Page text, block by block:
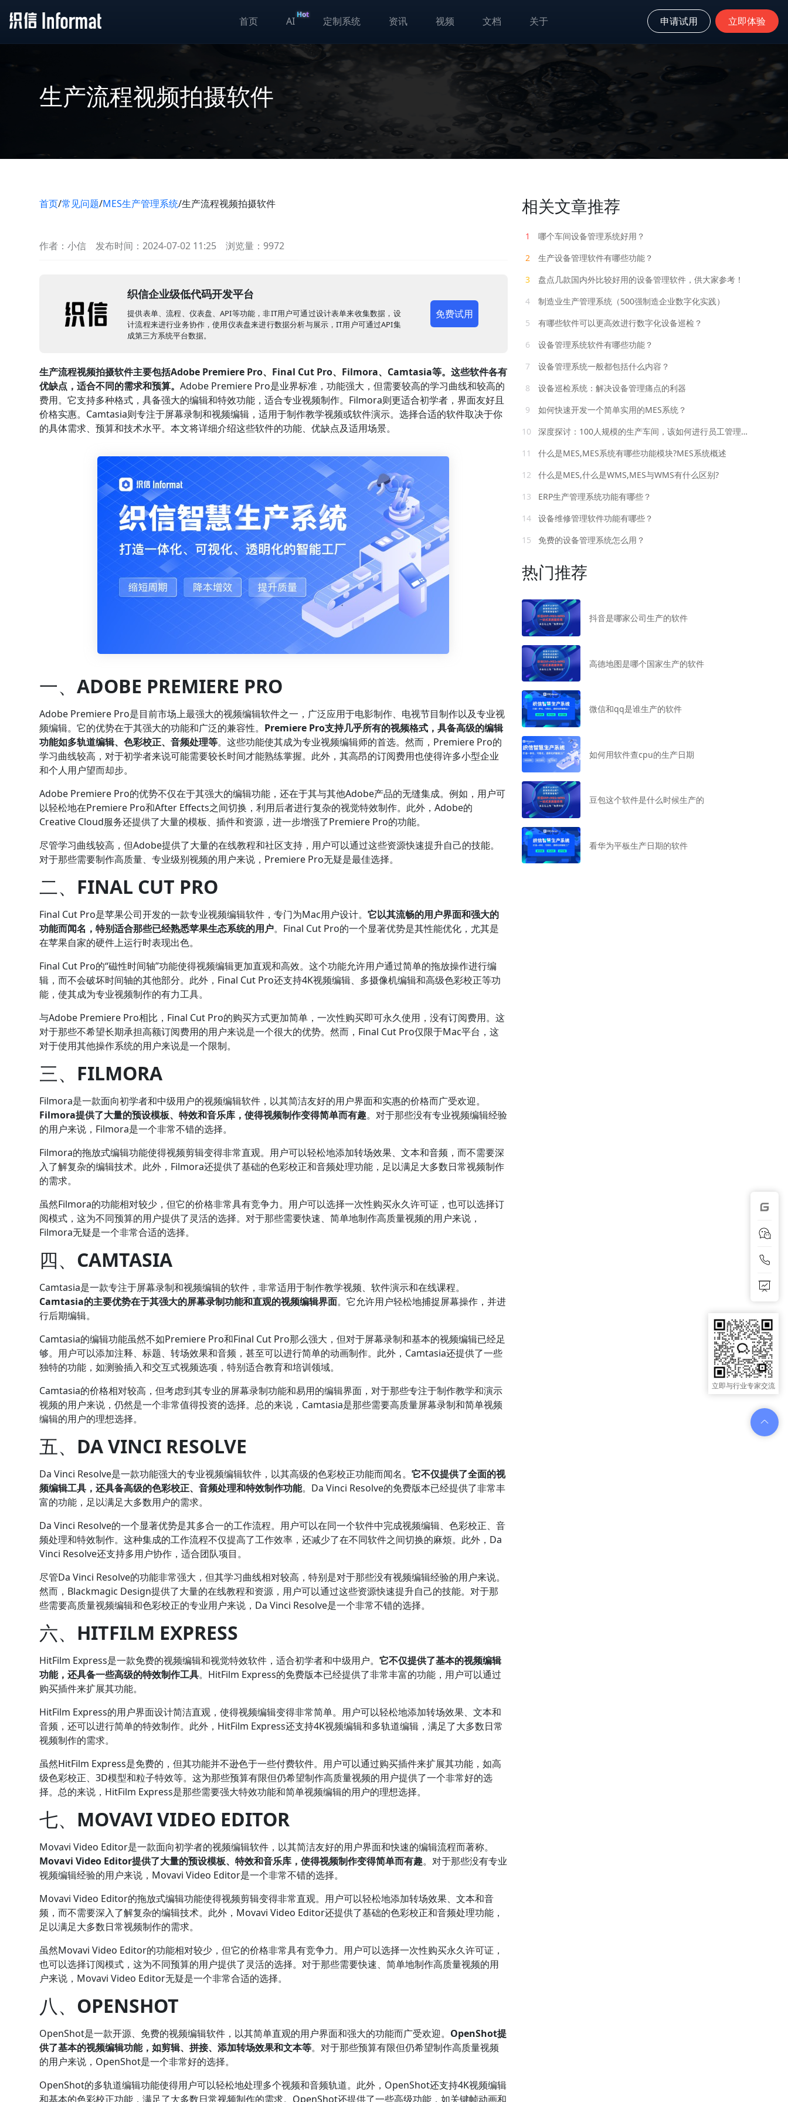
首页 AI
Hot
定制系统 资讯 视频 文档 关于 申请试用 立即体验
生产流程视频拍摄软件
首页/常见问题/MES生产管理系统/生产流程视频拍摄软件
作者：小信 发布时间：2024-07-02 11:25 浏览量：9972
织信企业级低代码开发平台
提供表单、流程、仪表盘、API等功能，非IT用户可通过设计表单来收集数据，设
计流程来进行业务协作，使用仪表盘来进行数据分析与展示，IT用户可通过API集
成第三方系统平台数据。
免费试用
生产流程视频拍摄软件主要包括Adobe Premiere Pro、Final Cut Pro、Filmora、Camtasia等。这些软件各有
优缺点，适合不同的需求和预算。Adobe Premiere Pro是业界标准，功能强大，但需要较高的学习曲线和较高的
费用。它支持多种格式，具备强大的编辑和特效功能，适合专业视频制作。Filmora则更适合初学者，界面友好且
价格实惠。Camtasia则专注于屏幕录制和视频编辑，适用于制作教学视频或软件演示。选择合适的软件取决于你
的具体需求、预算和技术水平。本文将详细介绍这些软件的功能、优缺点及适用场景。
一、ADOBE PREMIERE PRO
Adobe Premiere Pro是目前市场上最强大的视频编辑软件之一，广泛应用于电影制作、电视节目制作以及专业视
频编辑。它的优势在于其强大的功能和广泛的兼容性。 Premiere Pro支持几乎所有的视频格式，具备高级的编辑
功能如多轨道编辑、色彩校正、音频处理等。这些功能使其成为专业视频编辑师的首选。然而，Premiere Pro的
学习曲线较高，对于初学者来说可能需要较长时间才能熟练掌握。此外，其高昂的订阅费用也使得许多小型企业
和个人用户望而却步。
Adobe Premiere Pro的优势不仅在于其强大的编辑功能，还在于其与其他Adobe产品的无缝集成。例如，用户可
以轻松地在Premiere Pro和After Effects之间切换，利用后者进行复杂的视觉特效制作。此外，Adobe的
Creative Cloud服务还提供了大量的模板、插件和资源，进一步增强了Premiere Pro的功能。
尽管学习曲线较高，但Adobe提供了大量的在线教程和社区支持，用户可以通过这些资源快速提升自己的技能。
对于那些需要制作高质量、专业级别视频的用户来说，Premiere Pro无疑是最佳选择。
二、 FINAL CUT PRO
Final Cut Pro是苹果公司开发的一款专业视频编辑软件，专门为Mac用户设计。它以其流畅的用户界面和强大的
功能而闻名，特别适合那些已经熟悉苹果生态系统的用户。Final Cut Pro的一个显著优势是其性能优化，尤其是
在苹果自家的硬件上运行时表现出色。
Final Cut Pro的“磁性时间轴”功能使得视频编辑更加直观和高效。这个功能允许用户通过简单的拖放操作进行编
辑，而不会破坏时间轴的其他部分。此外，Final Cut Pro还支持4K视频编辑、多摄像机编辑和高级色彩校正等功
能，使其成为专业视频制作的有力工具。
与Adobe Premiere Pro相比，Final Cut Pro的购买方式更加简单，一次性购买即可永久使用，没有订阅费用。这
对于那些不希望长期承担高额订阅费用的用户来说是一个很大的优势。然而，Final Cut Pro仅限于Mac平台，这
对于使用其他操作系统的用户来说是一个限制。
三、 FILMORA
Filmora是一款面向初学者和中级用户的视频编辑软件，以其简洁友好的用户界面和实惠的价格而广受欢迎。
Filmora提供了大量的预设模板、特效和音乐库，使得视频制作变得简单而有趣。对于那些没有专业视频编辑经验
的用户来说，Filmora是一个非常不错的选择。
Filmora的拖放式编辑功能使得视频剪辑变得非常直观。用户可以轻松地添加转场效果、文本和音频，而不需要深
入了解复杂的编辑技术。此外，Filmora还提供了基础的色彩校正和音频处理功能，足以满足大多数日常视频制作
的需求。
虽然Filmora的功能相对较少，但它的价格非常具有竞争力。用户可以选择一次性购买永久许可证，也可以选择订
阅模式，这为不同预算的用户提供了灵活的选择。对于那些需要快速、简单地制作高质量视频的用户来说，
Filmora无疑是一个非常合适的选择。
四、 CAMTASIA
Camtasia是一款专注于屏幕录制和视频编辑的软件，非常适用于制作教学视频、软件演示和在线课程。
Camtasia的主要优势在于其强大的屏幕录制功能和直观的视频编辑界面。它允许用户轻松地捕捉屏幕操作，并进
行后期编辑。
Camtasia的编辑功能虽然不如Premiere Pro和Final Cut Pro那么强大，但对于屏幕录制和基本的视频编辑已经足
够。用户可以添加注释、标题、转场效果和音频，甚至可以进行简单的动画制作。此外，Camtasia还提供了一些
独特的功能，如测验插入和交互式视频选项，特别适合教育和培训领域。
Camtasia的价格相对较高，但考虑到其专业的屏幕录制功能和易用的编辑界面，对于那些专注于制作教学和演示
视频的用户来说，仍然是一个非常值得投资的选择。总的来说，Camtasia是那些需要高质量屏幕录制和简单视频
编辑的用户的理想选择。
五、 DA VINCI RESOLVE
Da Vinci Resolve是一款功能强大的专业视频编辑软件，以其高级的色彩校正功能而闻名。它不仅提供了全面的视
频编辑工具，还具备高级的色彩校正、音频处理和特效制作功能。Da Vinci Resolve的免费版本已经提供了非常丰
富的功能，足以满足大多数用户的需求。
Da Vinci Resolve的一个显著优势是其多合一的工作流程。用户可以在同一个软件中完成视频编辑、色彩校正、音
频处理和特效制作。这种集成的工作流程不仅提高了工作效率，还减少了在不同软件之间切换的麻烦。此外，Da
Vinci Resolve还支持多用户协作，适合团队项目。
尽管Da Vinci Resolve的功能非常强大，但其学习曲线相对较高，特别是对于那些没有视频编辑经验的用户来说。
然而，Blackmagic Design提供了大量的在线教程和资源，用户可以通过这些资源快速提升自己的技能。对于那
些需要高质量视频编辑和色彩校正的专业用户来说，Da Vinci Resolve是一个非常不错的选择。
六、 HITFILM EXPRESS
HitFilm Express是一款免费的视频编辑和视觉特效软件，适合初学者和中级用户。它不仅提供了基本的视频编辑
功能，还具备一些高级的特效制作工具。HitFilm Express的免费版本已经提供了非常丰富的功能，用户可以通过
购买插件来扩展其功能。
HitFilm Express的用户界面设计简洁直观，使得视频编辑变得非常简单。用户可以轻松地添加转场效果、文本和
音频，还可以进行简单的特效制作。此外，HitFilm Express还支持4K视频编辑和多轨道编辑，满足了大多数日常
视频制作的需求。
虽然HitFilm Express是免费的，但其功能并不逊色于一些付费软件。用户可以通过购买插件来扩展其功能，如高
级色彩校正、3D模型和粒子特效等。这为那些预算有限但仍希望制作高质量视频的用户提供了一个非常好的选
择。总的来说，HitFilm Express是那些需要强大特效功能和简单视频编辑的用户的理想选择。
七、 MOVAVI VIDEO EDITOR
Movavi Video Editor是一款面向初学者的视频编辑软件，以其简洁友好的用户界面和快速的编辑流程而著称。
Movavi Video Editor提供了大量的预设模板、特效和音乐库，使得视频制作变得简单而有趣。对于那些没有专业
视频编辑经验的用户来说，Movavi Video Editor是一个非常不错的选择。
Movavi Video Editor的拖放式编辑功能使得视频剪辑变得非常直观。用户可以轻松地添加转场效果、文本和音
频，而不需要深入了解复杂的编辑技术。此外，Movavi Video Editor还提供了基础的色彩校正和音频处理功能，
足以满足大多数日常视频制作的需求。
虽然Movavi Video Editor的功能相对较少，但它的价格非常具有竞争力。用户可以选择一次性购买永久许可证，
也可以选择订阅模式，这为不同预算的用户提供了灵活的选择。对于那些需要快速、简单地制作高质量视频的用
户来说，Movavi Video Editor无疑是一个非常合适的选择。
八、 OPENSHOT
OpenShot是一款开源、免费的视频编辑软件，以其简单直观的用户界面和强大的功能而广受欢迎。 OpenShot提
供了基本的视频编辑功能，如剪辑、拼接、添加转场效果和文本等。对于那些预算有限但仍希望制作高质量视频
的用户来说，OpenShot是一个非常好的选择。
OpenShot的多轨道编辑功能使得用户可以轻松地处理多个视频和音频轨道。此外，OpenShot还支持4K视频编辑
和基本的色彩校正功能，满足了大多数日常视频制作的需求。OpenShot还提供了一些高级功能，如关键帧动画和
相关文章推荐
1
哪个车间设备管理系统好用？
2
生产设备管理软件有哪些功能？
3
盘点几款国内外比较好用的设备管理软件，供大家参考！
4
制造业生产管理系统（500强制造企业数字化实践）
5
有哪些软件可以更高效进行数字化设备巡检？
6
设备管理系统软件有哪些功能？
7
设备管理系统一般都包括什么内容？
8
设备巡检系统：解决设备管理痛点的利器
9
如何快速开发一个简单实用的MES系统？
10
深度探讨：100人规模的生产车间，该如何进行员工管理？
11
什么是MES,MES系统有哪些功能模块?MES系统概述
12
什么是MES,什么是WMS,MES与WMS有什么区别?
13
ERP生产管理系统功能有哪些？
14
设备维修管理软件功能有哪些？
15
免费的设备管理系统怎么用？
热门推荐
抖音是哪家公司生产的软件
高德地图是哪个国家生产的软件
微信和qq是谁生产的软件
如何用软件查cpu的生产日期
豆包这个软件是什么时候生产的
看华为平板生产日期的软件
立即与行业专家交流